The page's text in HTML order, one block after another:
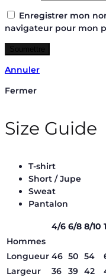
Enregistrer mon
navigateur pour mon
Annuler
Fermer
Size Guide
T-shirt
Short / Jupe
Sweat
Pantalon
4/6 6/8 8/10
Hommes
Longueur 46 50 54
Largeur
36 39 42